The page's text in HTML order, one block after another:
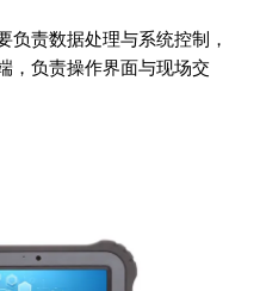
负责数据处理与系统控制，
，负责操作界面与现场交